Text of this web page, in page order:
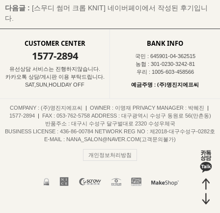
다음글 : [스무디 썸머 크롭 KNIT] 네이버페이에서 작성된 후기입니
다.
CUSTOMER CENTER
1577-2894
유선상담 서비스는 진행하지않습니다.
카카오톡 상담/게시판 이용 부탁드립니다.
SAT,SUN,HOLIDAY OFF
BANK INFO
국민 : 645901-04-362515
농협 : 301-0230-3242-81
우리 : 1005-603-458566
예금주명 : (주)명진지에프씨
COMPANY : (주)명진지에프씨 | OWNER : 이명재 PRIVACY MANAGER : 박혜진
|
1577-2894
| FAX : 053-762-5758 ADDRESS : 대구광역시 수성구 동원로 56(만촌동)
반품주소 : 대구시 수성구 달구벌대로 2320 수성우체국
BUSINESS LICENSE : 436-86-00784 NETWORK REG NO : 제2018-대구수성구-0282호
E-MAIL : NANA_SALON@NAVER.COM(고객문의불가)
개인정보처리방침